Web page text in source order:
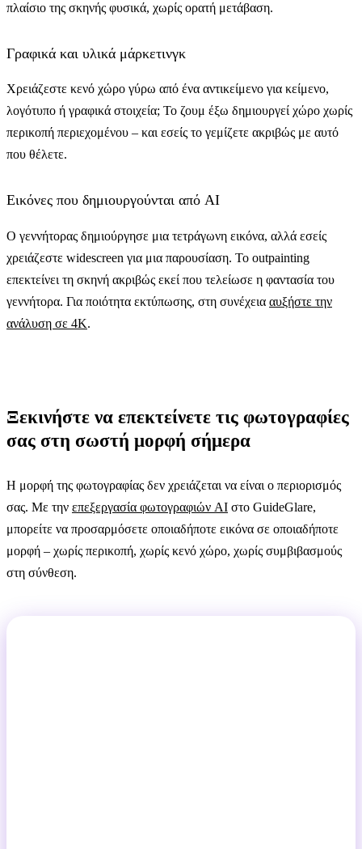
πλαίσιο της σκηνής φυσικά, χωρίς ορατή μετάβαση.
Γραφικά και υλικά μάρκετινγκ
Χρειάζεστε κενό χώρο γύρω από ένα αντικείμενο για κείμενο,
λογότυπο ή γραφικά στοιχεία; Το ζουμ έξω δημιουργεί χώρο χωρίς
περικοπή περιεχομένου – και εσείς το γεμίζετε ακριβώς με αυτό
που θέλετε.
Εικόνες που δημιουργούνται από AI
Ο γεννήτορας δημιούργησε μια τετράγωνη εικόνα, αλλά εσείς
χρειάζεστε widescreen για μια παρουσίαση. Το outpainting
επεκτείνει τη σκηνή ακριβώς εκεί που τελείωσε η φαντασία του
γεννήτορα. Για ποιότητα εκτύπωσης, στη συνέχεια αυξήστε την
ανάλυση σε 4K.
Ξεκινήστε να επεκτείνετε τις φωτογραφίες
σας στη σωστή μορφή σήμερα
Η μορφή της φωτογραφίας δεν χρειάζεται να είναι ο περιορισμός
σας. Με την επεξεργασία φωτογραφιών AI στο GuideGlare,
μπορείτε να προσαρμόσετε οποιαδήποτε εικόνα σε οποιαδήποτε
μορφή – χωρίς περικοπή, χωρίς κενό χώρο, χωρίς συμβιβασμούς
στη σύνθεση.